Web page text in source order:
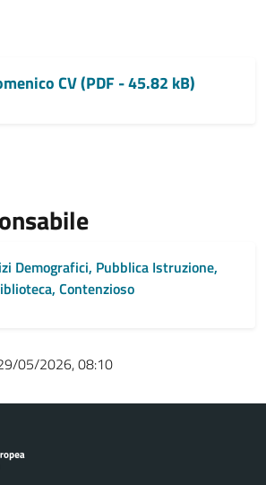
CV (PDF - 45.82 kB)
Demografici, Pubblica Istruzione,
Contenzioso
05/2026, 08:10